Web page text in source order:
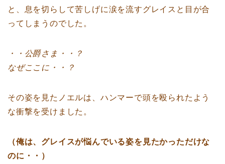
と、息を切らして苦しげに涙を流すグレイスと目が合
ってしまうのでした。
・・公爵さま・・？
なぜここに・・？
その姿を見たノエルは、ハンマーで頭を殴られたよう
な衝撃を受けました。
（俺は、グレイスが悩んでいる姿を見たかっただけな
のに・・）